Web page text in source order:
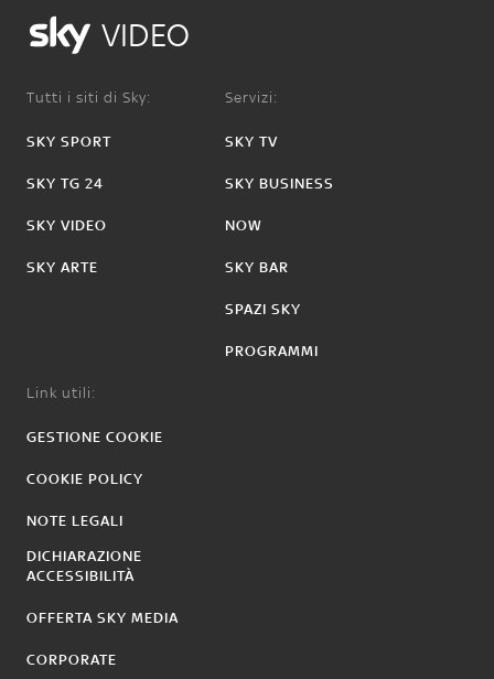
VIDEO
Tutti i siti di Sky:
SKY SPORT
SKY TG 24
SKY VIDEO
SKY ARTE
Servizi:
SKY TV
SKY BUSINESS
NOW
SKY BAR
SPAZI SKY
PROGRAMMI
Link utili:
GESTIONE COOKIE
COOKIE POLICY
NOTE LEGALI
DICHIARAZIONE
ACCESSIBILITÀ
OFFERTA SKY MEDIA
CORPORATE